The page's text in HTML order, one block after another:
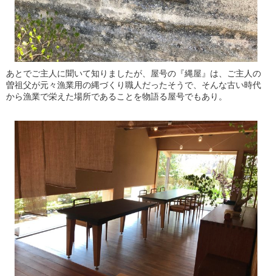
あとでご主人に聞いて知りましたが、屋号の『縄屋』は、ご主人の
曽祖父が元々漁業用の縄づくり職人だったそうで、そんな古い時代
から漁業で栄えた場所であることを物語る屋号でもあり。